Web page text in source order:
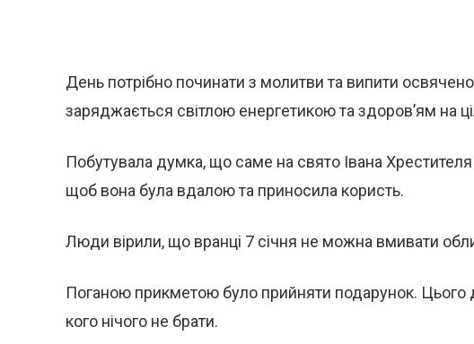
День потрібно починати з молитви та випити
заряджається світлою енергетикою та здоров’ям на
Побутувала думка, що саме на свято Івана
щоб вона була вдалою та приносила користь.
Люди вірили, що вранці 7 січня не можна вмивати
Поганою прикметою було прийняти подарунок. Цього
кого нічого не брати.